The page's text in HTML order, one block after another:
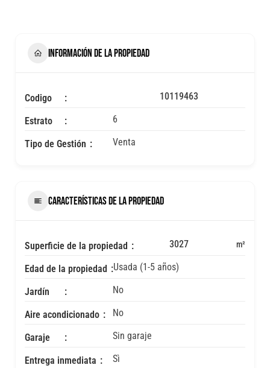
INFORMACIÓN DE LA PROPIEDAD
Codigo 10119463
Estrato 6
Tipo de Gestión Venta
CARACTERÍSTICAS DE LA PROPIEDAD
Superficie de la propiedad 3027 m²
Edad de la propiedad Usada (1-5 años)
Jardín No
Aire acondicionado No
Garaje Sin garaje
Entrega inmediata Sì